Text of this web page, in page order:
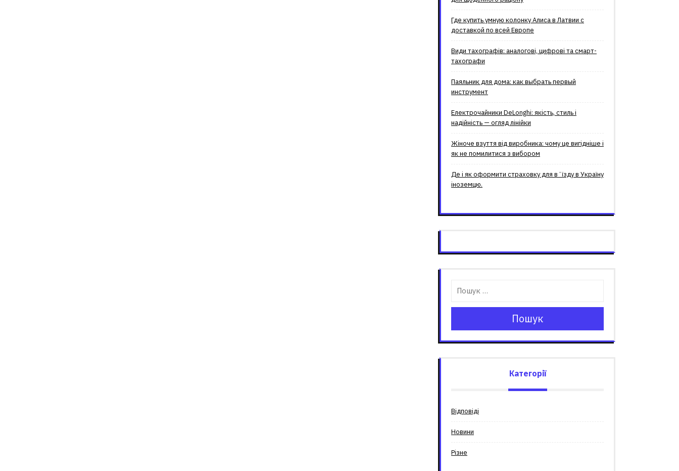
Где купить умную колонку Алиса в Латвии с
доставкой по всей Европе
Види тахографів: аналогові, цифрові та смарт-
тахографи
Паяльник для дома: как выбрать первый
инструмент
Електрочайники DeLonghi: якість, стиль і
надійність — огляд лінійки
Жіноче взуття від виробника: чому це вигідніше і
як не помилитися з вибором
Де і як оформити страховку для вʼїзду в Україну
іноземцю.
Пошук
Категорії
Відповіді
Новини
Різне